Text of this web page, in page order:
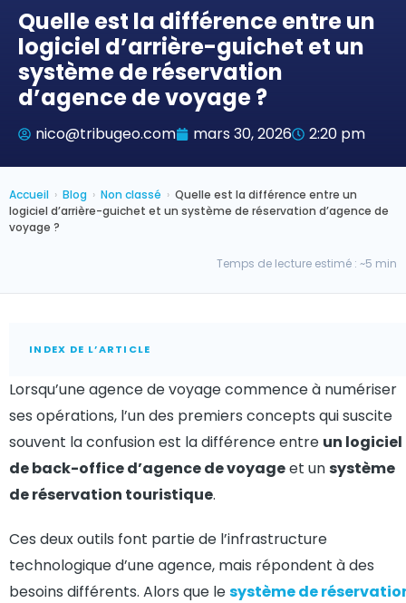
Quelle est la différence entre un
logiciel d’arrière-guichet et un
système de réservation
d’agence de voyage ?
nico@tribugeo.com mars 30, 2026 2:20 pm
Accueil › Blog › Non classé › Quelle est la différence entre un
logiciel d’arrière-guichet et un système de réservation d’agence de
voyage ?
Temps de lecture estimé : ~5 min
INDEX DE L’ARTICLE
Lorsqu’une agence de voyage commence à numériser
ses opérations, l’un des premiers concepts qui suscite
souvent la confusion est la différence entre un logiciel
de back-office d’agence de voyageet unsystème
de réservation touristique.
Ces deux outils font partie de l’infrastructure
technologique d’une agence, mais répondent à des
besoins différents. Alors que lesystème de